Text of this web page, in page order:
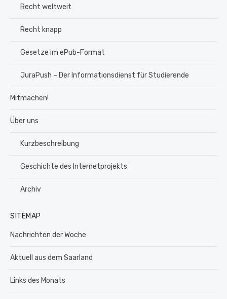
Recht weltweit
Recht knapp
Gesetze im ePub-Format
JuraPush – Der Informationsdienst für Studierende
Mitmachen!
Über uns
Kurzbeschreibung
Geschichte des Internetprojekts
Archiv
SITEMAP
Nachrichten der Woche
Aktuell aus dem Saarland
Links des Monats